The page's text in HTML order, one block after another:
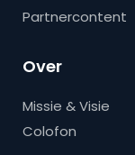
Partnercontent
Over
Missie & Visie
Colofon